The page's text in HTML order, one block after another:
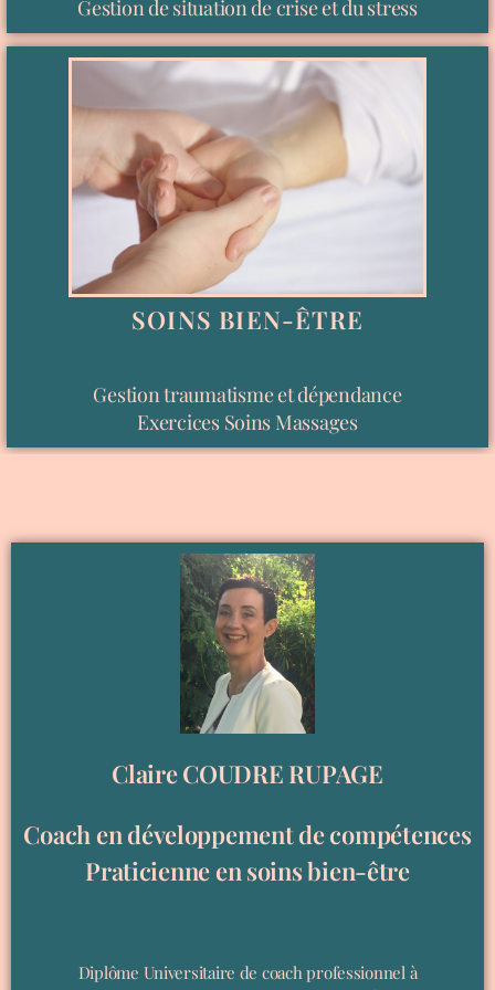
Gestion de situation de crise et du stress
SOINS BIEN-ÊTRE
Gestion traumatisme et dépendance
Exercices Soins Massages
Claire COUDRE RUPAGE
Coach en développement de compétences
Praticienne en soins bien-être
Diplôme Universitaire de coach professionnel à